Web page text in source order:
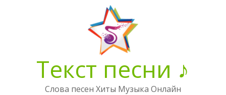
Текст песни ♪
Слова песен Хиты Музыка Онлайн